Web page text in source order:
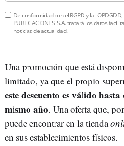
De conformidad con el RGPD y la LOPDGDD,
PUBLICACIONES, S.A. tratará los datos
noticias de actualidad.
Una promoción que está
limitado, ya que el propio
este descuento es válido hasta
mismo año. Una oferta que,
puede encontrar en la tienda
en sus establecimientos físicos.